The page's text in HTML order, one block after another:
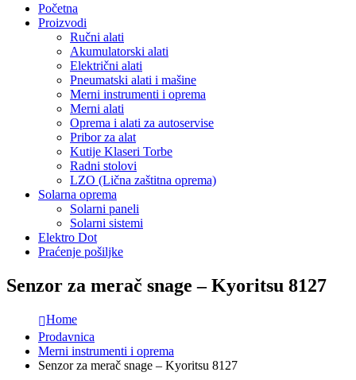
Početna
Proizvodi
Ručni alati
Akumulatorski alati
Električni alati
Pneumatski alati i mašine
Merni instrumenti i oprema
Merni alati
Oprema i alati za autoservise
Pribor za alat
Kutije Klaseri Torbe
Radni stolovi
LZO (Lična zaštitna oprema)
Solarna oprema
Solarni paneli
Solarni sistemi
Elektro Dot
Praćenje pošiljke
Senzor za merač snage – Kyoritsu 8127
Home
Prodavnica
Merni instrumenti i oprema
Senzor za merač snage – Kyoritsu 8127